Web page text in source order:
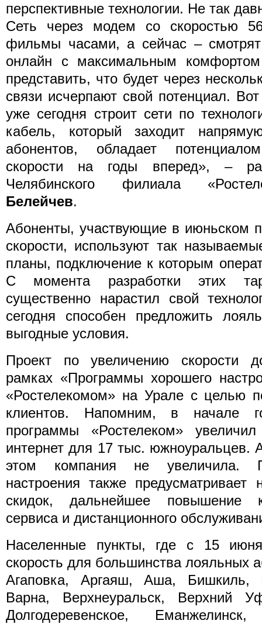
перспективные технологии. Не так
Сеть через модем со скоростью
фильмы часами, а сейчас –
онлайн с максимальным
представить, что будет через
связи исчерпают свой потенциал.
уже сегодня строит сети по
кабель, который заходит
абонентов, обладает
скорости на годы вперед», –
Челябинского филиала
Белейчев.
Абоненты, участвующие в июньском
скорости, используют так
планы, подключение к которым
С момента разработки этих
существенно нарастил свой
сегодня способен предложить
выгодные условия.
Проект по увеличению скорости
рамках «Программы хорошего
«Ростелекомом» на Урале с целью
клиентов. Напомним, в начале
программы «Ростелеком»
интернет для 17 тыс. южноуральцев.
этом компания не увеличила.
настроения также предусматривает
скидок, дальнейшее повышение
сервиса и дистанционного
Населенные пункты, где с 15
скорость для большинства лояльных
Агаповка, Аргаяш, Аша, Бишкиль,
Варна, Верхнеуральск, Верхний
Долгодеревенское,